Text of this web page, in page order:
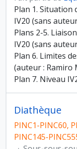
Plan 1. Situation
IV20 (sans
Plans 2-5.
IV20 (sans
Plan 6. Limites
(auteur : Ramiro
Plan 7. Niveau
Diathèque
PINC1-PINC60,
PINC145-